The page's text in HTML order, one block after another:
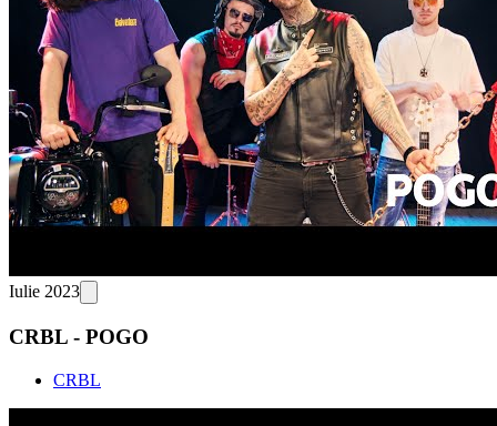
Iulie 2023
CRBL - POGO
CRBL